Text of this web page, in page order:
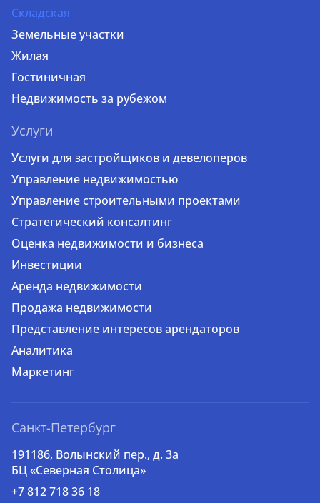
Складская
Земельные участки
Жилая
Гостиничная
Недвижимость за рубежом
Услуги
Услуги для застройщиков и девелоперов
Управление недвижимостью
Управление строительными проектами
Стратегический консалтинг
Оценка недвижимости и бизнеса
Инвестиции
Аренда недвижимости
Продажа недвижимости
Представление интересов арендаторов
Аналитика
Маркетинг
Санкт-Петербург
191186, Волынский пер., д. 3a
БЦ «Северная Столица»
+7 812 718 36 18